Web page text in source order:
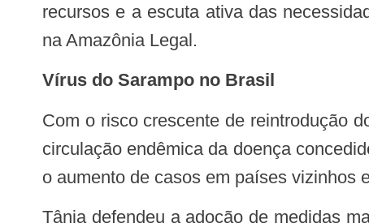
recursos e a escuta ativa das
na Amazônia Legal.
Vírus do Sarampo no Brasil
Com o risco crescente de reintrodução do vírus do sarampo no Brasil, após conquistar, em 2016, o certificado de eliminação da
circulação endêmica da doença
o aumento de casos em países vizinhos
Tânia defendeu a adoção de medidas mais rígidas em relação à entrada de estrangeiros no Brasil. Segundo ela, é fundamental